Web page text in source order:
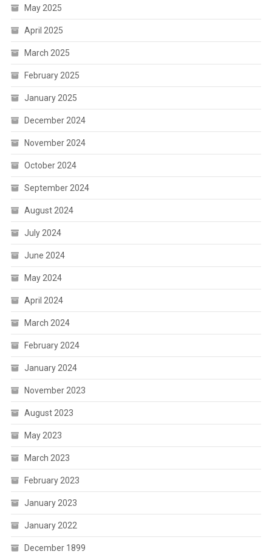
May 2025
April 2025
March 2025
February 2025
January 2025
December 2024
November 2024
October 2024
September 2024
August 2024
July 2024
June 2024
May 2024
April 2024
March 2024
February 2024
January 2024
November 2023
August 2023
May 2023
March 2023
February 2023
January 2023
January 2022
December 1899